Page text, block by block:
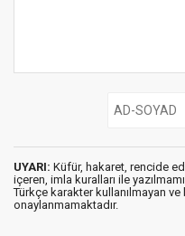
UYARI: Küfür, hakaret, rencide
içeren, imla kuralları ile
Türkçe karakter kullanılmayan
onaylanmamaktadır.